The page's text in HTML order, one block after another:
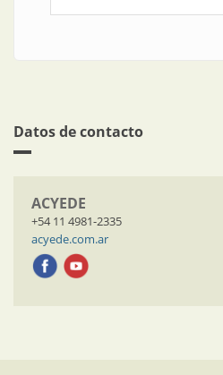
Datos de contacto
ACYEDE
+54 11 4981-2335
acyede.com.ar